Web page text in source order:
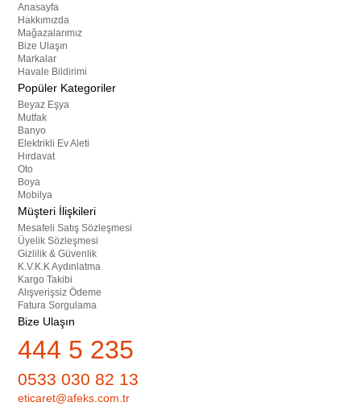
Anasayfa
Hakkımızda
Mağazalarımız
Bize Ulaşın
Markalar
Havale Bildirimi
Popüler Kategoriler
Beyaz Eşya
Mutfak
Banyo
Elektrikli Ev Aleti
Hırdavat
Oto
Boya
Mobilya
Müşteri İlişkileri
Mesafeli Satış Sözleşmesi
Üyelik Sözleşmesi
Gizlilik & Güvenlik
K.V.K.K Aydınlatma
Kargo Takibi
Alışverişsiz Ödeme
Fatura Sorgulama
Bize Ulaşın
444 5 235
0533 030 82 13
eticaret@afeks.com.tr